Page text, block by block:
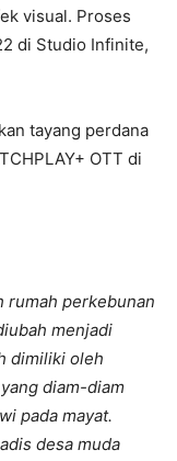
visual. Proses
di Studio Infinite,
tayang perdana
OTT di
rumah perkebunan
menjadi
dimiliki oleh
diam-diam
pada mayat.
desa muda